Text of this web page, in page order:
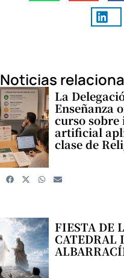
Noticias
La
Enseñanza
curso sobre
artificial
clase de
FIESTA DE
CATEDRAL